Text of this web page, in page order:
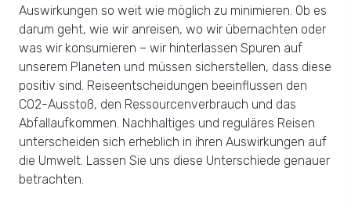
Auswirkungen so weit wie möglich zu minimieren. Ob es
darum geht, wie wir anreisen, wo wir übernachten oder
was wir konsumieren – wir hinterlassen Spuren auf
unserem Planeten und müssen sicherstellen, dass diese
positiv sind. Reiseentscheidungen beeinflussen den
CO2-Ausstoß, den Ressourcenverbrauch und das
Abfallaufkommen. Nachhaltiges und reguläres Reisen
unterscheiden sich erheblich in ihren Auswirkungen auf
die Umwelt. Lassen Sie uns diese Unterschiede genauer
betrachten.